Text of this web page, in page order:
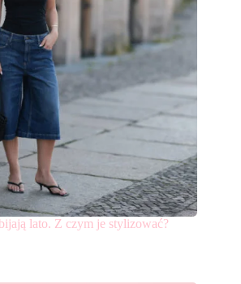
lato. Z czym je stylizować?